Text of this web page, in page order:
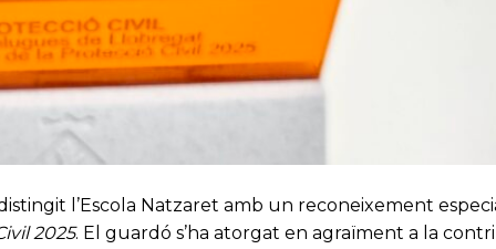
l’Escola Natzaret amb un reconeixement
2025. El guardó s’ha atorgat en agraïment a la